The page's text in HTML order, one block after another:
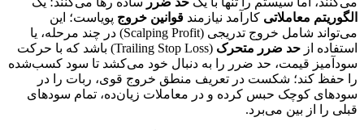
الگوریتم معاملاتی کارآمد نیازمند قوانین خروج پویاست؛ این
می‌تواند شامل خروج تدریجی (Scalping Profit) در چند مرحله، یا
استفاده از حد ضرر متحرک
(Trailing Stop Loss) باشد که با حرکت
سودآمیز قیمت، حد ضرر را به دنبال خود می‌کشد تا سود کسب‌شده
را حفظ کند؛ شکست در تعریف منطق خروج قوی، ربات را در
سودهای کوچک حبس کرده و در معاملات زیان‌ده، تمام سودهای
قبلی را از بین می‌برد.